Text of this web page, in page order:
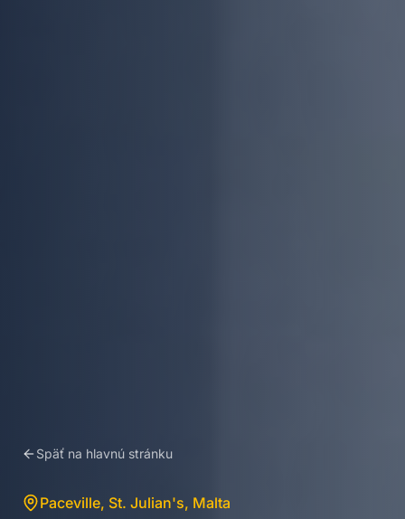
Späť na hlavnú stránku
Paceville, St. Julian's, Malta